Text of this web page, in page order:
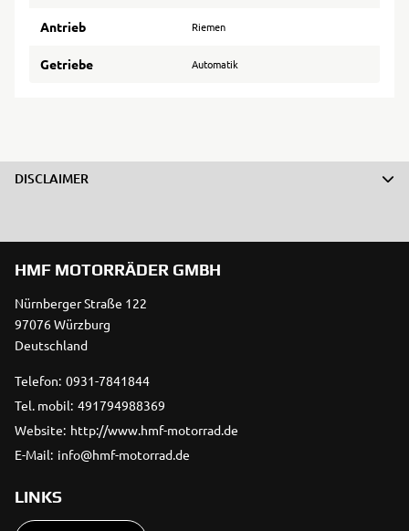
Antrieb Riemen
Getriebe Automatik
DISCLAIMER
HMF MOTORRÄDER GMBH
Nürnberger Straße 122
97076 Würzburg
Deutschland
Telefon: 0931-7841844
Tel. mobil: 491794988369
Website: http://www.hmf-motorrad.de
E-Mail: info@hmf-motorrad.de
LINKS